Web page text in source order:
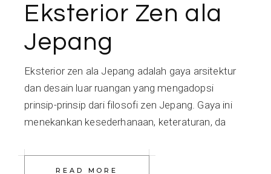
Eksterior Zen ala
Jepang
Eksterior zen ala Jepang adalah gaya arsitektur
dan desain luar ruangan yang mengadopsi
prinsip-prinsip dari filosofi zen Jepang. Gaya ini
menekankan kesederhanaan, keteraturan, da
READ MORE